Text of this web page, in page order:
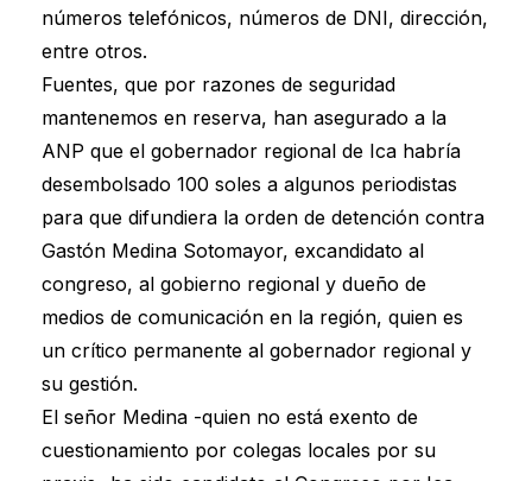
números telefónicos, números de DNI, dirección,
entre otros.
Fuentes, que por razones de seguridad
mantenemos en reserva, han asegurado a la
ANP que el gobernador regional de Ica habría
desembolsado 100 soles a algunos periodistas
para que difundiera la orden de detención contra
Gastón Medina Sotomayor, excandidato al
congreso, al gobierno regional y dueño de
medios de comunicación en la región, quien es
un crítico permanente al gobernador regional y
su gestión.
El señor Medina -quien no está exento de
cuestionamiento por colegas locales por su